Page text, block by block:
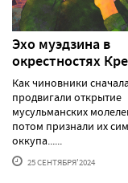
Эхо муэдзина в
окрестностях
Как чиновники сначала
продвигали открытие
мусульманских
потом признали их
оккупа......
25 СЕНТЯБРЯ'2024